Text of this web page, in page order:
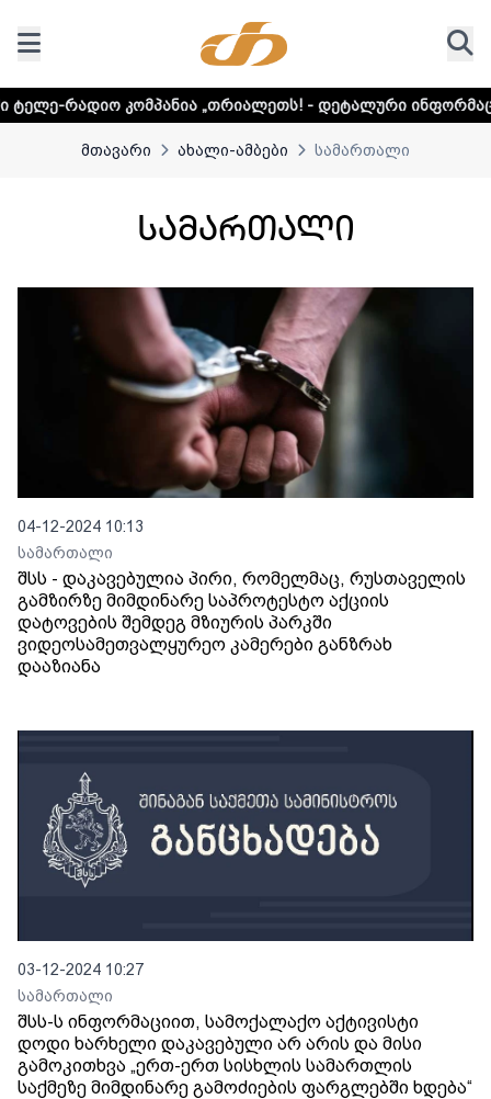
კომპანია „თრიალეთს! - დეტალური ინფორმაციისთვის
მთავარი ახალი-ამბები სამართალი
სამართალი
04-12-2024 10:13
სამართალი
შსს - დაკავებულია პირი, რომელმაც, რუსთაველის
გამზირზე მიმდინარე საპროტესტო აქციის
დატოვების შემდეგ მზიურის პარკში
ვიდეოსამეთვალყურეო კამერები განზრახ
დააზიანა
03-12-2024 10:27
სამართალი
შსს-ს ინფორმაციით, სამოქალაქო აქტივისტი
დოდი ხარხელი დაკავებული არ არის და მისი
გამოკითხვა „ერთ-ერთ სისხლის სამართლის
საქმეზე მიმდინარე გამოძიების ფარგლებში ხდება“